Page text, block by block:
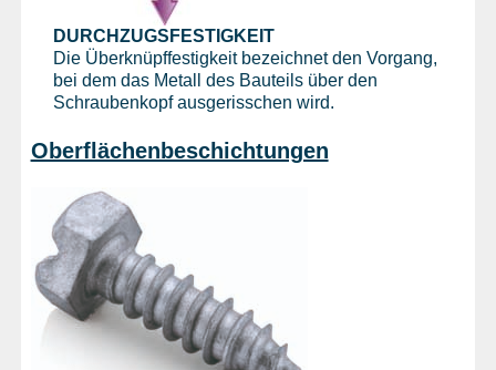
DURCHZUGSFESTIGKEIT
Die Überknüpffestigkeit bezeichnet den Vorgang,
bei dem das Metall des Bauteils über den
Schraubenkopf ausgerisschen wird.
Oberflächenbeschichtungen